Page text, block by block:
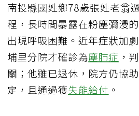
南投縣國姓鄉78歲張姓老翁
程，長時間暴露在粉塵彌漫
出現呼吸困難。近年症狀加
埔里分院才確診為塵肺症 ，
關；他雖已退休，院方仍協
定，且通過獲失能給付 。